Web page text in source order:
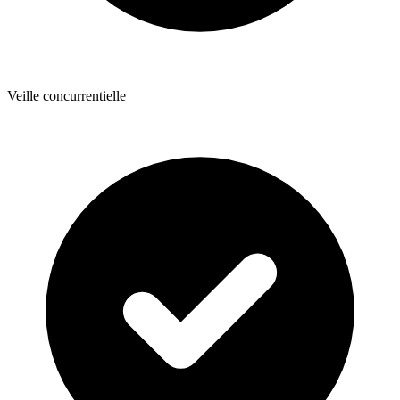
Veille concurrentielle